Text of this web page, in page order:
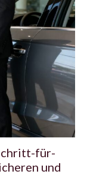
für-
und